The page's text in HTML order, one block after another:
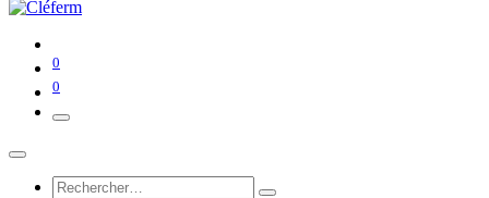
0
0